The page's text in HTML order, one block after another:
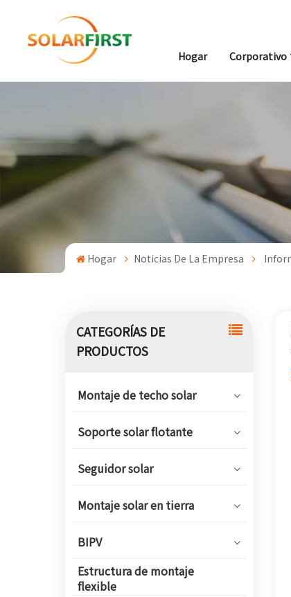
Hogar Corporativo
Hogar Noticias De La Empresa
CATEGORÍAS DE
PRODUCTOS
Montaje de techo solar
Soporte solar flotante
Seguidor solar
Montaje solar en tierra
BIPV
Estructura de montaje
flexible